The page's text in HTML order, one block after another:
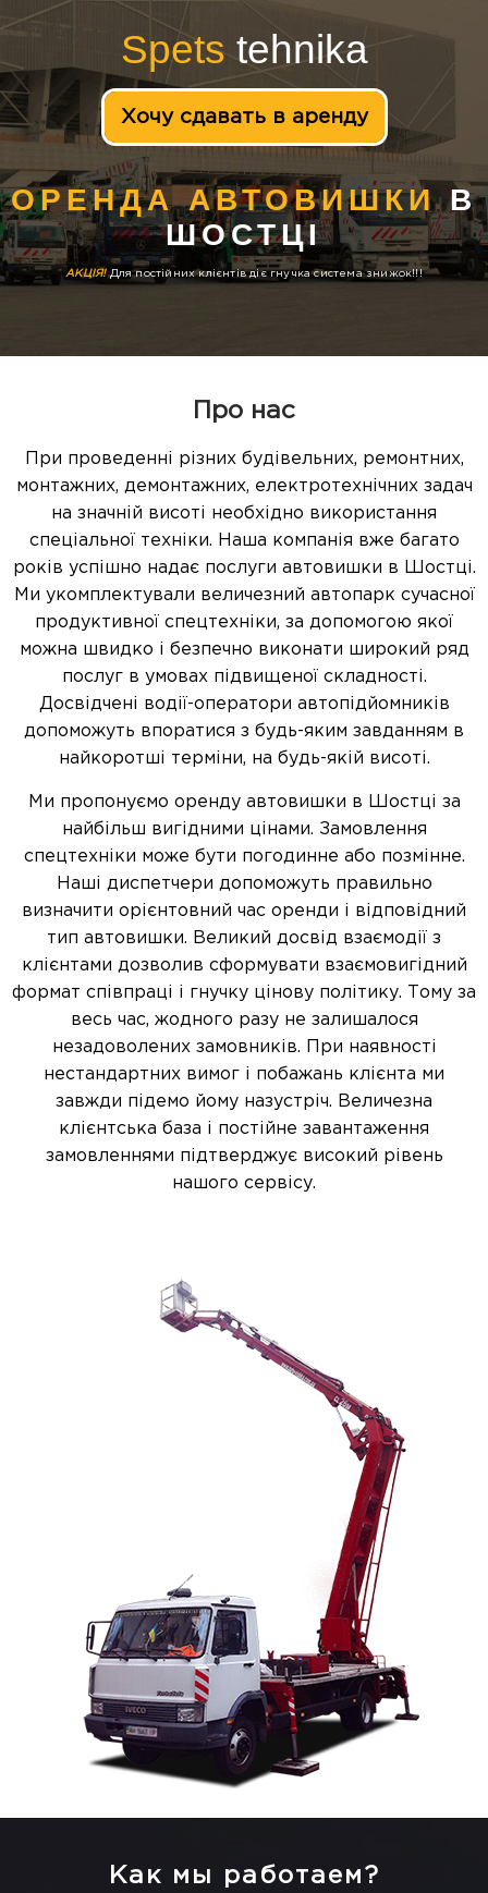
Spetstehnika
Хочу сдавать в аренду
ОРЕНДА АВТОВИШКИВ
ШОСТЦІ
АКЦІЯ!Для постійних клієнтів діє гнучка система знижок!!!
Про нас
При проведенні різних будівельних, ремонтних,
монтажних, демонтажних, електротехнічних задач
на значній висоті необхідно використання
спеціальної техніки. Наша компанія вже багато
років успішно надає послуги автовишки в Шостці.
Ми укомплектували величезний автопарк сучасної
продуктивної спецтехніки, за допомогою якої
можна швидко і безпечно виконати широкий ряд
послуг в умовах підвищеної складності.
Досвідчені водії-оператори автопідйомників
допоможуть впоратися з будь-яким завданням в
найкоротші терміни, на будь-якій висоті.
Ми пропонуємо оренду автовишки в Шостці за
найбільш вигідними цінами. Замовлення
спецтехніки може бути погодинне або позмінне.
Наші диспетчери допоможуть правильно
визначити орієнтовний час оренди і відповідний
тип автовишки. Великий досвід взаємодії з
клієнтами дозволив сформувати взаємовигідний
формат співпраці і гнучку цінову політику. Тому за
весь час, жодного разу не залишалося
незадоволених замовників. При наявності
нестандартних вимог і побажань клієнта ми
завжди підемо йому назустріч. Величезна
клієнтська база і постійне завантаження
замовленнями підтверджує високий рівень
нашого сервісу.
Как мы работаем?